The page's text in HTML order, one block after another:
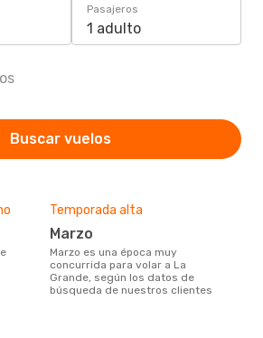
Pasajeros
1 adulto
Buscar vuelos
Temporada alta
marzo
marzo es una época muy
concurrida para volar a La
Grande, según los datos de
búsqueda de nuestros clientes